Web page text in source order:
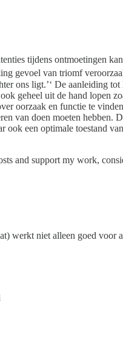
tijdens ontmoetingen
gevoel van triomf
ons ligt.’‘ De aanleiding
geheel uit de hand lopen
oorzaak en functie te
van doen moeten
een optimale toestand
and support my work,
werkt niet alleen goed voor